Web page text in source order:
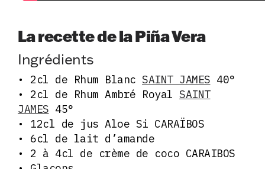
La recette de la Piña Vera
Ingrédients
• 2cl de Rhum Blanc SAINT JAMES 40°
• 2cl de Rhum Ambré Royal SAINT
JAMES 45°
• 12cl de jus Aloe Si CARAÏBOS
• 6cl de lait d’amande
• 2 à 4cl de crème de coco CARAIBOS